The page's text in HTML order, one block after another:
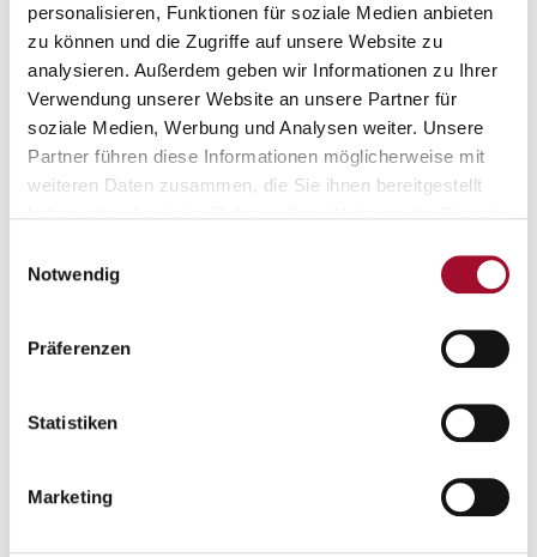
personalisieren, Funktionen für soziale Medien anbieten
zu können und die Zugriffe auf unsere Website zu
analysieren. Außerdem geben wir Informationen zu Ihrer
Verwendung unserer Website an unsere Partner für
soziale Medien, Werbung und Analysen weiter. Unsere
Partner führen diese Informationen möglicherweise mit
weiteren Daten zusammen, die Sie ihnen bereitgestellt
Notwendig
Präferenzen
Statistiken
Marketing